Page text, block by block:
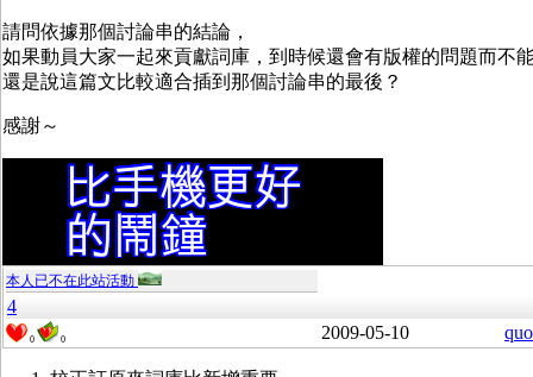
請問依據那個討論串的結論，
如果動員大家一起來貢獻詞庫，到時候還會有版權的問題而不
還是說這篇文比較適合插到那個討論串的最後？
感謝～
本人已不在此站活動
4
0 0 2009-05-10